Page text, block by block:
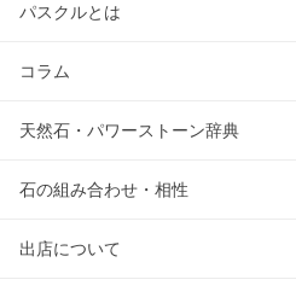
パスクルとは
コラム
天然石・パワーストーン辞典
石の組み合わせ・相性
出店について